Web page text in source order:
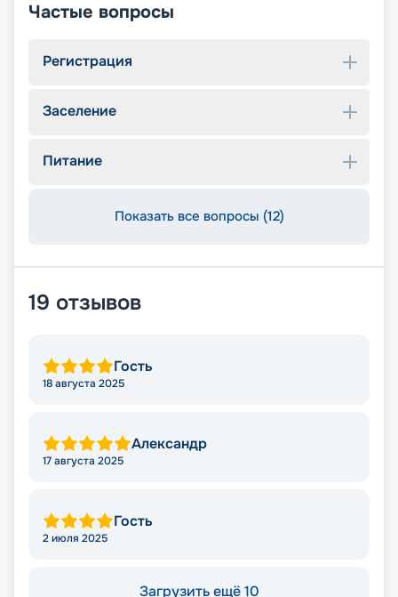
Частые вопросы
Регистрация
Заселение
Питание
Показать все вопросы (12)
19 отзывов
Гость
18 августа 2025
Александр
17 августа 2025
Гость
2 июля 2025
Загрузить ещё 10